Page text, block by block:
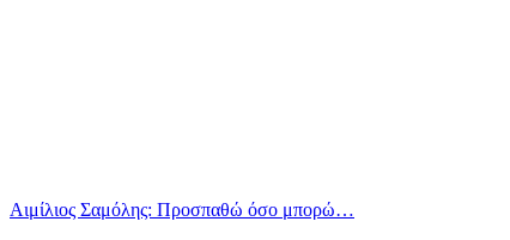
Αιμίλιος Σαμόλης: Προσπαθώ όσο μπορώ…